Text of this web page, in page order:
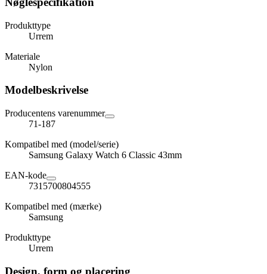
Produkttype
Urrem
Materiale
Nylon
Modelbeskrivelse
Producentens varenummer
71-187
Kompatibel med (model/serie)
Samsung Galaxy Watch 6 Classic 43mm
EAN-kode
7315700804555
Kompatibel med (mærke)
Samsung
Produkttype
Urrem
Design, form og placering